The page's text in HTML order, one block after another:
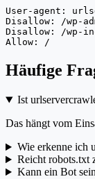
User-agent:
Disallow: /wp-
Disallow: /wp-
Allow: /
Häufige
Ist
Das hängt vom
Wie erkenne ich
Reicht robots.txt
Kann ein Bot